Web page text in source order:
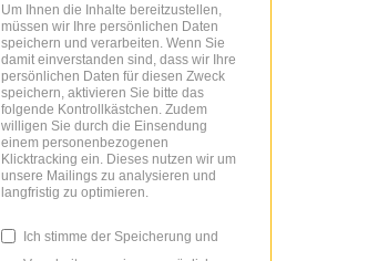
Um Ihnen die Inhalte bereitzustellen,
müssen wir Ihre persönlichen Daten
speichern und verarbeiten. Wenn Sie
damit einverstanden sind, dass wir Ihre
persönlichen Daten für diesen Zweck
speichern, aktivieren Sie bitte das
folgende Kontrollkästchen. Zudem
willigen Sie durch die Einsendung
einem personenbezogenen
Klicktracking ein. Dieses nutzen wir um
unsere Mailings zu analysieren und
langfristig zu optimieren.
Ich stimme der Speicherung und